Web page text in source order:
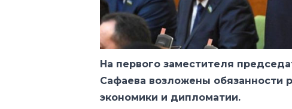
На первого заместителя
Сафаева возложены обязанности
экономики и дипломатии.
Соответствующее постановление
456).